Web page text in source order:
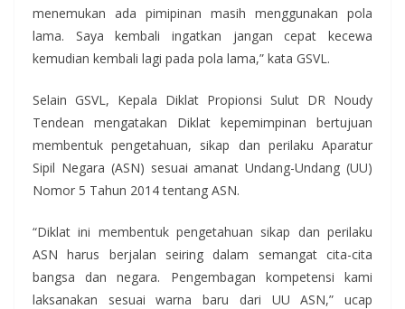
menemukan ada pimipinan masih menggunakan pola
lama. Saya kembali ingatkan jangan cepat kecewa
kemudian kembali lagi pada pola lama,” kata GSVL.
Selain GSVL, Kepala Diklat Propionsi Sulut DR Noudy
Tendean mengatakan Diklat kepemimpinan bertujuan
membentuk pengetahuan, sikap dan perilaku Aparatur
Sipil Negara (ASN) sesuai amanat Undang-Undang (UU)
Nomor 5 Tahun 2014 tentang ASN.
“Diklat ini membentuk pengetahuan sikap dan perilaku
ASN harus berjalan seiring dalam semangat cita-cita
bangsa dan negara. Pengembagan kompetensi kami
laksanakan sesuai warna baru dari UU ASN,” ucap